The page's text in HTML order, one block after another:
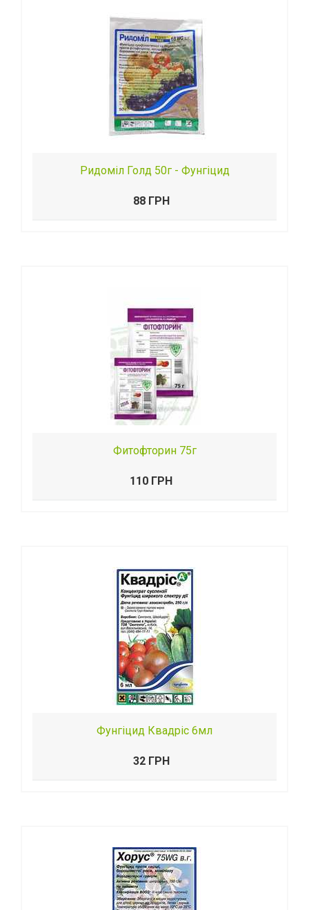
Ридоміл Голд 50г - Фунгіцид
88 ГРН
Фитофторин 75г
110 ГРН
Фунгіцид Квадріс 6мл
32 ГРН